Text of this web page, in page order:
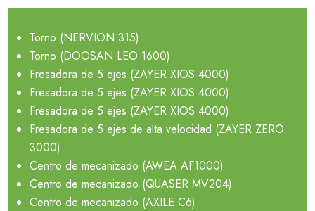
Torno (NERVION 315)
Torno (DOOSAN LEO 1600)
Fresadora de 5 ejes (ZAYER XIOS 4000)
Fresadora de 5 ejes (ZAYER XIOS 4000)
Fresadora de 5 ejes (ZAYER XIOS 4000)
Fresadora de 5 ejes de alta velocidad (ZAYER ZERO
3000)
Centro de mecanizado (AWEA AF1000)
Centro de mecanizado (QUASER MV204)
Centro de mecanizado (AXILE C6)